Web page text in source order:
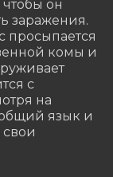
он
заражения.
просыпается
комы и
с
на
язык и